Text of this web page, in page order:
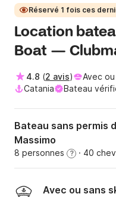
Réservé 1 fois ces
Location
Boat —
4.8 (2 avis) Avec
Catania
Bateau
Bateau sans permis
Massimo
8 personnes ? · 40
Avec ou sans